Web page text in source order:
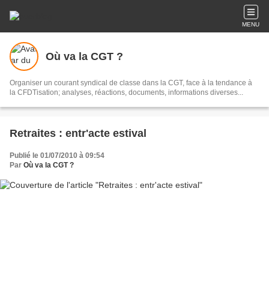
MENU
Où va la CGT ?
Organiser un courant syndical de classe dans la CGT, face à la tendance à
la CFDTisation; analyses, réactions, documents, informations diverses...
Retraites : entr'acte estival
Publié le 01/07/2010 à 09:54
Par Où va la CGT ?